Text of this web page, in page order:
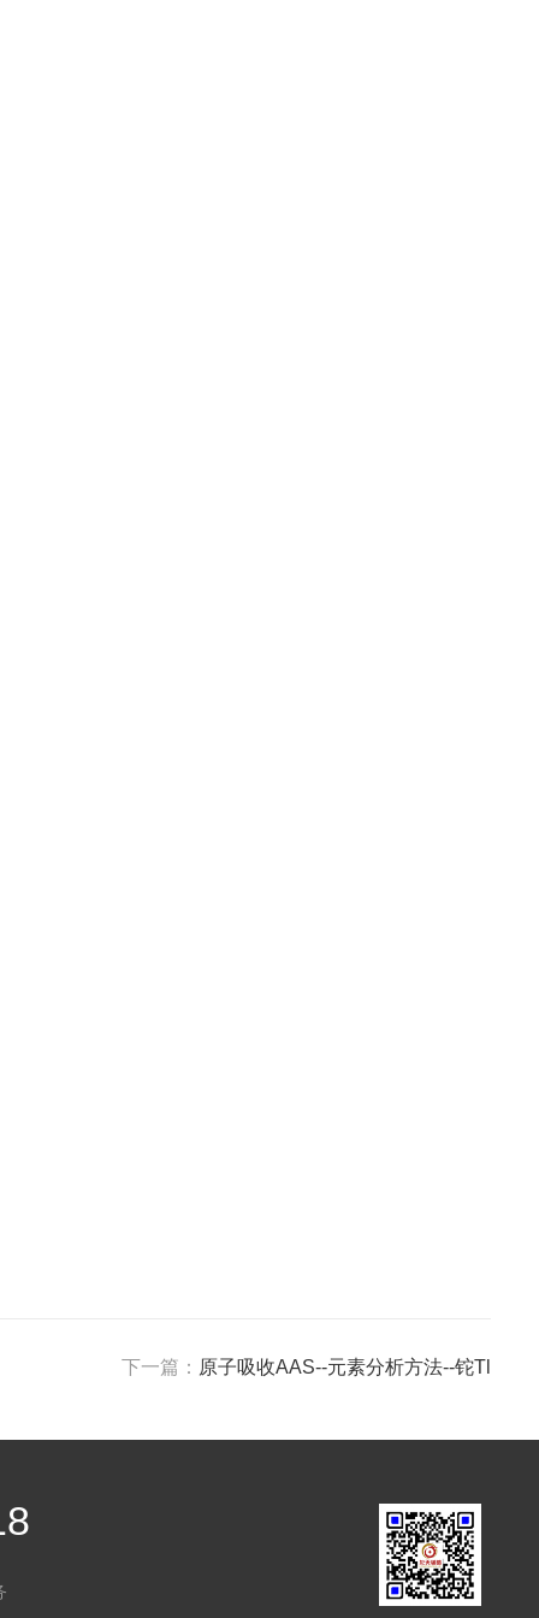
下一篇： 原子吸收AAS--元素分析方法--铊Tl